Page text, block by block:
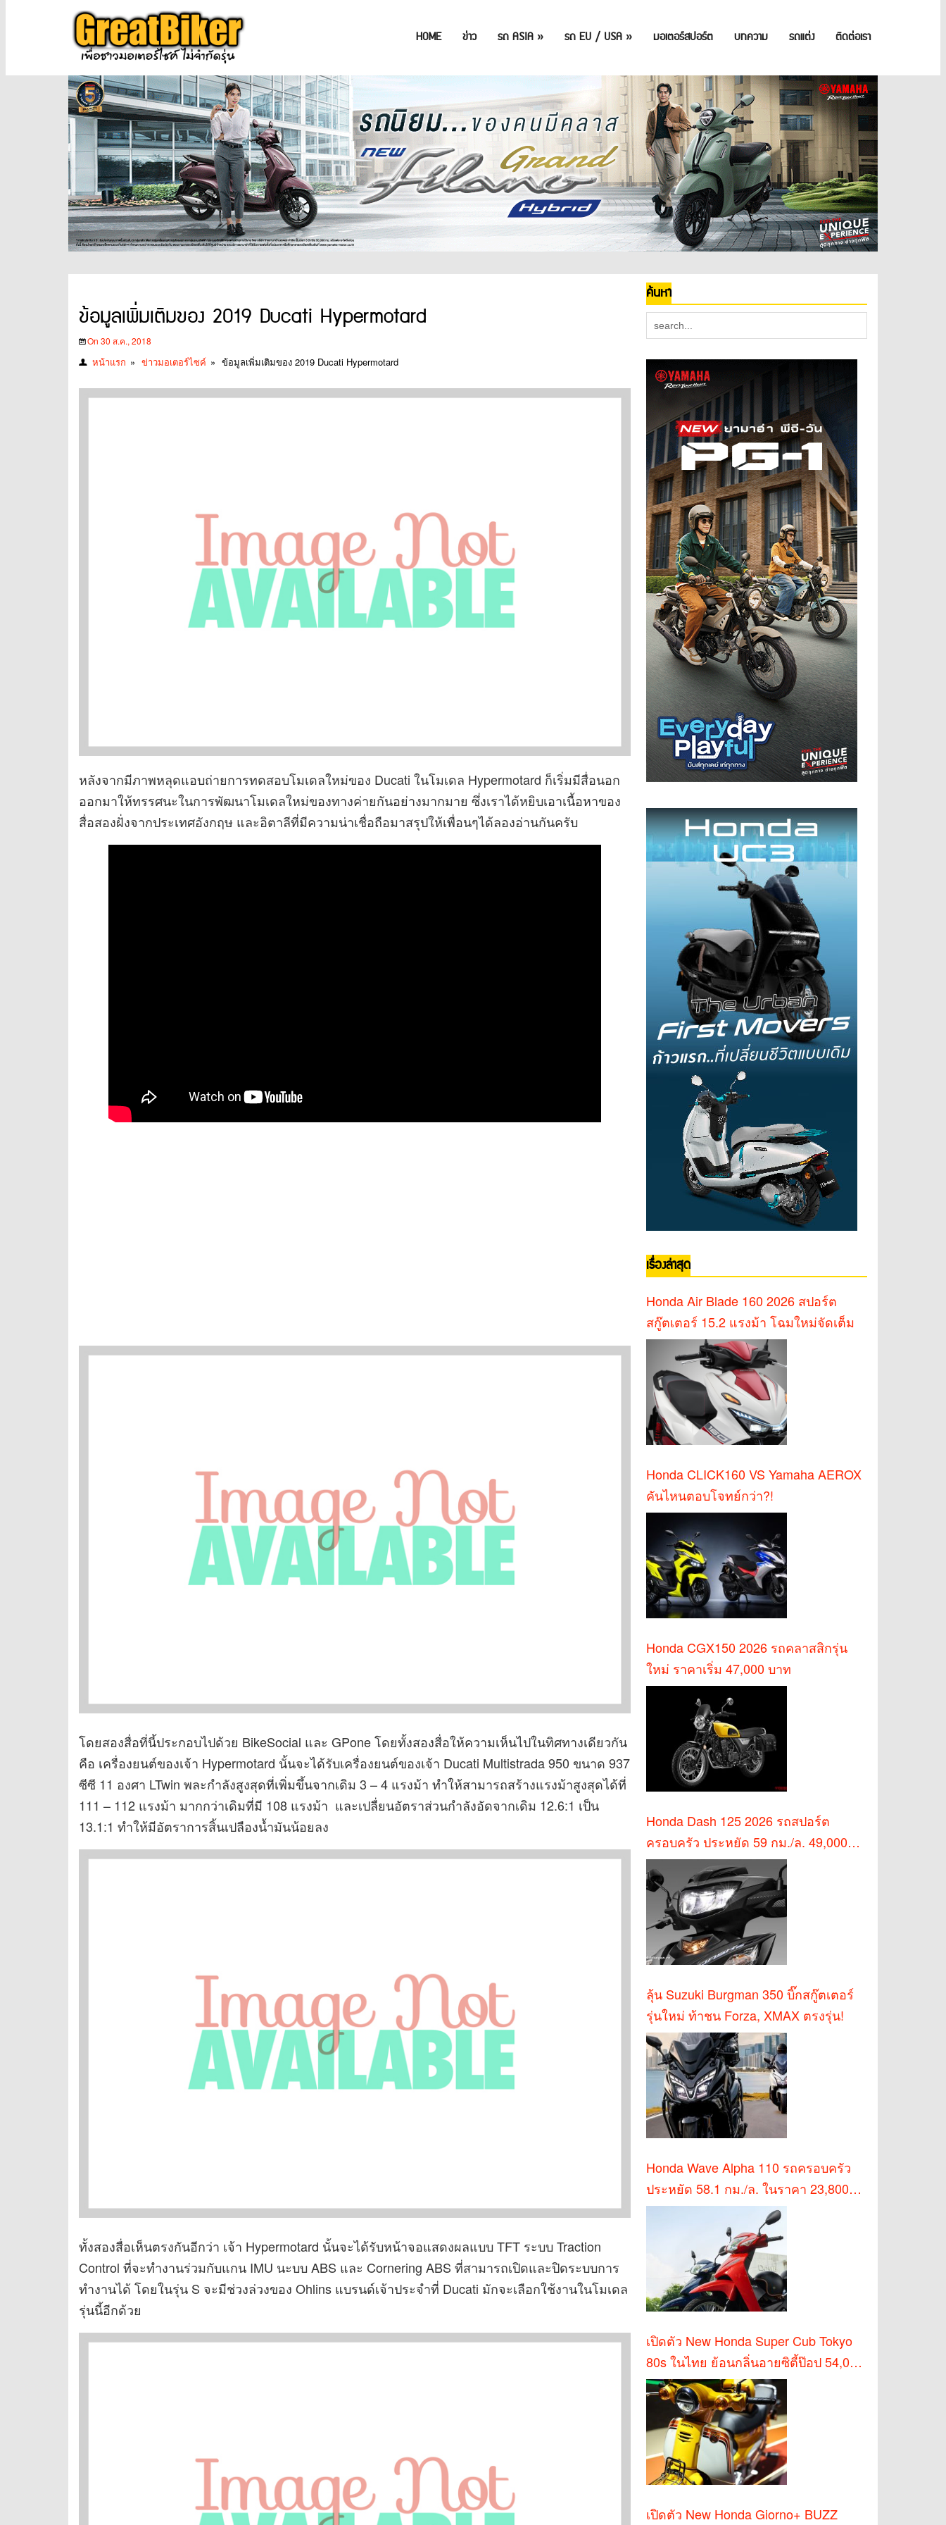
HOME ข่าว รถ ASIA » รถ EU / USA » มอเตอร์สปอร์ต บทความ รถแต่ง ติดต่อเรา
ข้อมูลเพิ่มเติมของ 2019 Ducati Hypermotard
On 30 ส.ค., 2018
หน้าแรก » ข่าวมอเตอร์ไซค์ » ข้อมูลเพิ่มเติมของ 2019 Ducati Hypermotard
หลังจากมีภาพหลุดแอบถ่ายการทดสอบโมเดลใหม่ของ Ducati ในโมเดล Hypermotard ก็เริ่มมีสื่อนอก
ออกมาให้ทรรศนะในการพัฒนาโมเดลใหม่ของทางค่ายกันอย่างมากมาย ซึ่งเราได้หยิบเอาเนื้อหาของ
สื่อสองฝั่งจากประเทศอังกฤษ และอิตาลีที่มีความน่าเชื่อถือมาสรุปให้เพื่อนๆได้ลองอ่านกันครับ
โดยสองสื่อที่นี้ประกอบไปด้วย BikeSocial และ GPone โดยทั้งสองสื่อให้ความเห็นไปในทิศทางเดียวกัน
คือ เครื่องยนต์ของเจ้า Hypermotard นั้นจะได้รับเครื่องยนต์ของเจ้า Ducati Multistrada 950 ขนาด 937
ซีซี 11 องศา LTwin พละกำลังสูงสุดที่เพิ่มขึ้นจากเดิม 3 – 4 แรงม้า ทำให้สามารถสร้างแรงม้าสูงสุดได้ที่
111 – 112 แรงม้า มากกว่าเดิมที่มี 108 แรงม้า และเปลื่ยนอัตราส่วนกำลังอัดจากเดิม 12.6:1 เป็น
13.1:1 ทำให้มีอัตราการสิ้นเปลืองน้ำมันน้อยลง
ทั้งสองสื่อเห็นตรงกันอีกว่า เจ้า Hypermotard นั้นจะได้รับหน้าจอแสดงผลแบบ TFT ระบบ Traction
Control ที่จะทำงานร่วมกับแกน IMU นะบบ ABS และ Cornering ABS ที่สามารถเปิดและปิดระบบการ
ทำงานได้ โดยในรุ่น S จะมีช่วงล่วงของ Ohlins แบรนด์เจ้าประจำที่ Ducati มักจะเลือกใช้งานในโมเดล
รุ่นนี้อีกด้วย
ค้นหา
เรื่องล่าสุด
Honda Air Blade 160 2026 สปอร์ต
สกู๊ตเตอร์ 15.2 แรงม้า โฉมใหม่จัดเต็ม
Honda CLICK160 VS Yamaha AEROX
คันไหนตอบโจทย์กว่า?!
Honda CGX150 2026 รถคลาสสิกรุ่น
ใหม่ ราคาเริ่ม 47,000 บาท
Honda Dash 125 2026 รถสปอร์ต
ครอบครัว ประหยัด 59 กม./ล. 49,000
บาท
ลุ้น Suzuki Burgman 350 บิ๊กสกู๊ตเตอร์
รุ่นใหม่ ท้าชน Forza, XMAX ตรงรุ่น!
Honda Wave Alpha 110 รถครอบครัว
ประหยัด 58.1 กม./ล. ในราคา 23,800
บาท
เปิดตัว New Honda Super Cub Tokyo
80s ในไทย ย้อนกลิ่นอายซิตี้ป๊อป 54,000
บาท
เปิดตัว New Honda Giorno+ BUZZ